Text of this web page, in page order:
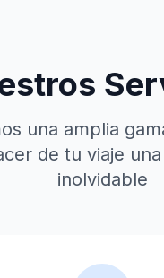
una amplia
de tu viaje
inolvidable